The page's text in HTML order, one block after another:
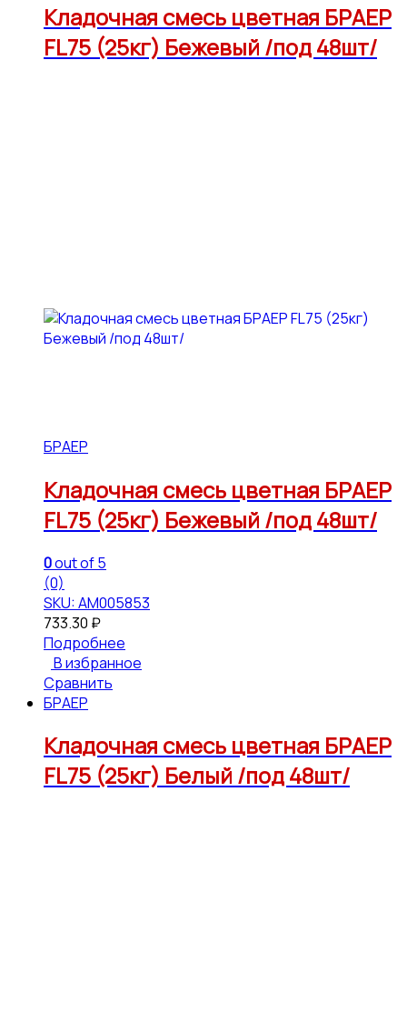
Кладочная смесь цветная БРАЕР
FL75 (25кг) Бежевый /под 48шт/
БРАЕР
Кладочная смесь цветная БРАЕР
FL75 (25кг) Бежевый /под 48шт/
0out of 5
(0)
SKU: АМ005853
733.30 ₽
Подробнее
В избранное
Сравнить
БРАЕР
Кладочная смесь цветная БРАЕР
FL75 (25кг) Белый /под 48шт/